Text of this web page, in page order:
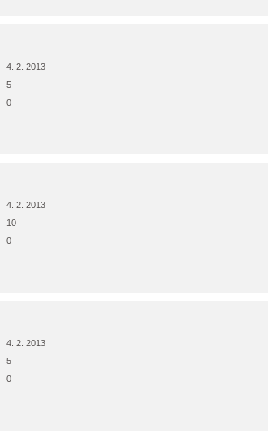
4. 2. 2013
5
0
4. 2. 2013
10
0
4. 2. 2013
5
0